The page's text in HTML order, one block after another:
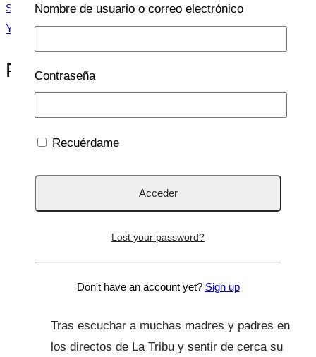
entradas
Siguiente
Y por fin llega mi semana de descanso
Publicaciones Similares
ADOLESCENCIA
Señales de alerta de adicción
al móvil
Tras escuchar a muchas madres y padres en
los directos de La Tribu y sentir de cerca su
Nombre de usuario o correo electrónico
Contraseña
Recuérdame
Lost your password?
Don't have an account yet? Sign up